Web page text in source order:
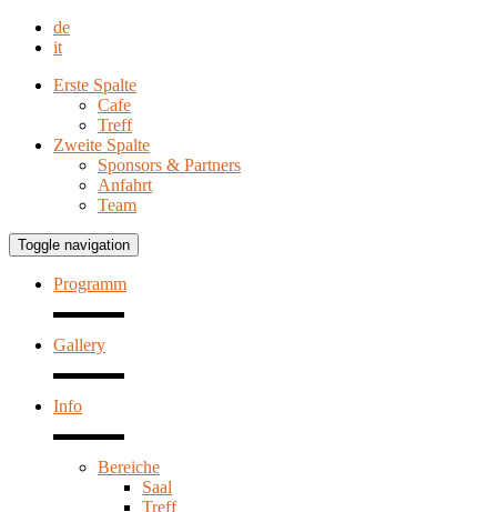
de
it
Erste Spalte
Cafe
Treff
Zweite Spalte
Sponsors & Partners
Anfahrt
Team
Toggle navigation
Programm
Gallery
Info
Bereiche
Saal
Treff